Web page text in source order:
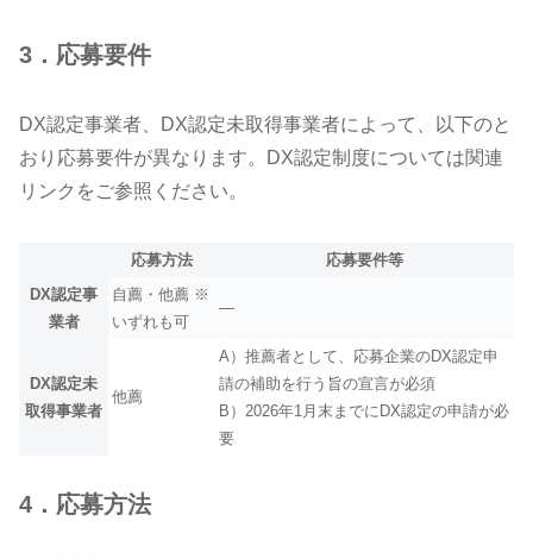
3．応募要件
DX認定事業者、DX認定未取得事業者によって、以下のと
おり応募要件が異なります。DX認定制度については関連
リンクをご参照ください。
応募方法
応募要件等
DX認定事
業者
自薦・他薦 ※
いずれも可
―
DX認定未
取得事業者
他薦
A）推薦者として、応募企業のDX認定申
請の補助を行う旨の宣言が必須
B）2026年1月末までにDX認定の申請が必
要
4．応募方法